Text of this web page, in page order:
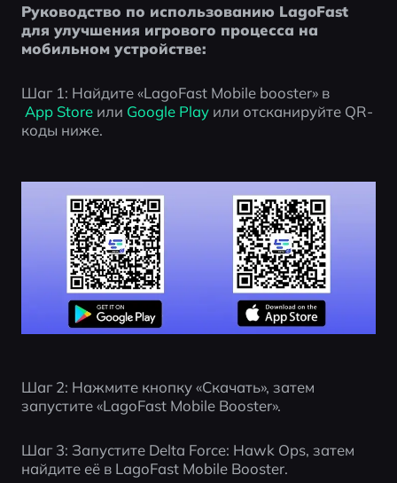
Руководство по использованию LagoFast
для улучшения игрового процесса на
мобильном устройстве:
Шаг 1: Найдите «LagoFast Mobile booster» в
App Store или Google Play или отсканируйте QR-
коды ниже.
Шаг 2: Нажмите кнопку «Скачать», затем
запустите «LagoFast Mobile Booster».
Шаг 3: Запустите Delta Force: Hawk Ops, затем
найдите её в LagoFast Mobile Booster.